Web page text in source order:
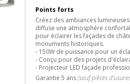
Points forts
Créez des ambiances
diffuse une atmosphère
pour éclairer les façades de
monuments historiques.
- 150W de puissance pour un
- Conçu pour des projets
- Projecteur LED façade
Garantie 5 ans(sauf pièces